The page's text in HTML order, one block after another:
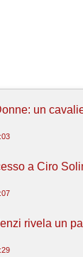
un
a Ciro
rivela un